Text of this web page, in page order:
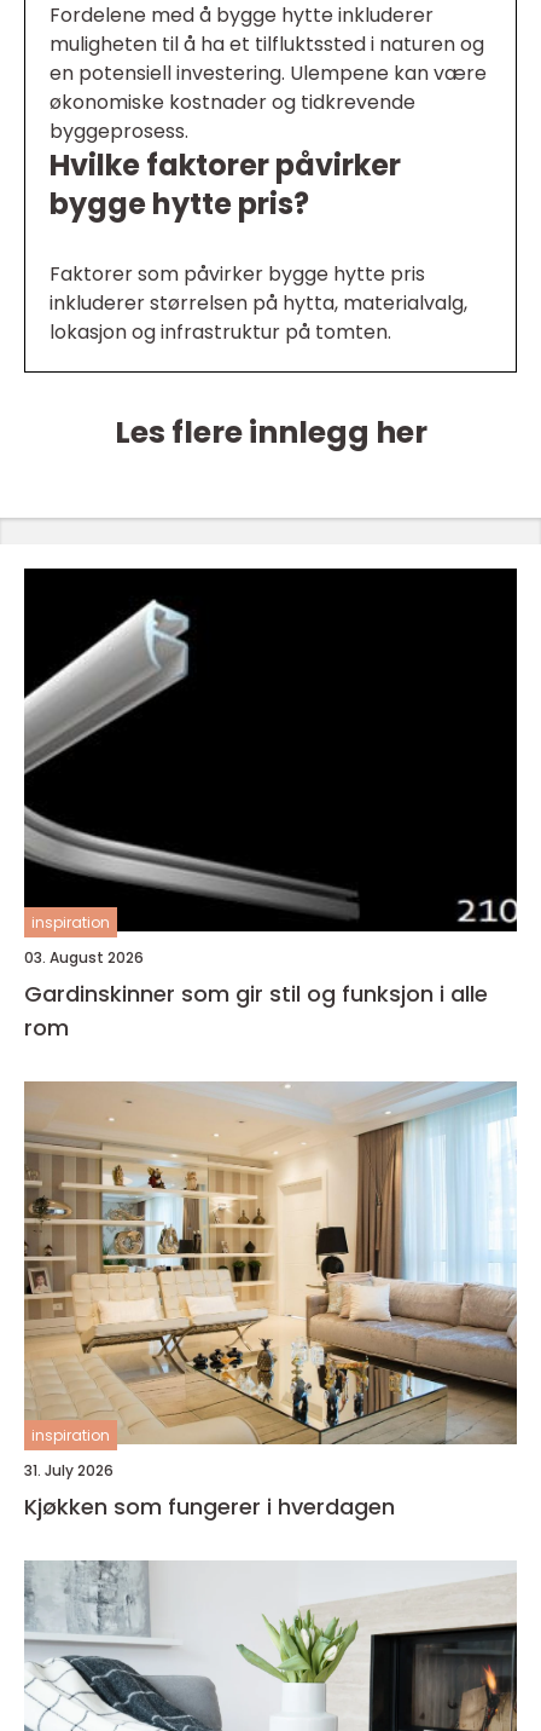
Fordelene med å bygge hytte inkluderer
muligheten til å ha et tilfluktssted i naturen og
en potensiell investering. Ulempene kan være
økonomiske kostnader og tidkrevende
byggeprosess.
Hvilke faktorer påvirker
bygge hytte pris?
Faktorer som påvirker bygge hytte pris
inkluderer størrelsen på hytta, materialvalg,
lokasjon og infrastruktur på tomten.
Les flere innlegg her
inspiration
03. August 2026
Gardinskinner som gir stil og funksjon i alle
rom
inspiration
31. July 2026
Kjøkken som fungerer i hverdagen